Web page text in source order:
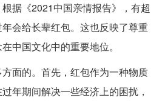
据《2021中国亲情报告》，有超
会给长辈红包。这也反映了尊重
中国文化中的重要地位。
面的。首先，红包作为一种物质
年期间解决一些经济上的困扰，